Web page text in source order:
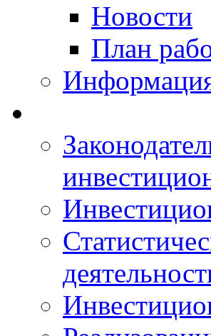
Новости
План